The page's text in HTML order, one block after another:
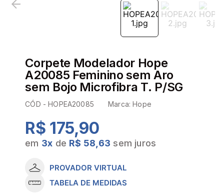
Corpete Modelador Hope
A20085 Feminino sem Aro
sem Bojo Microfibra T. P/SG
CÓD -HOPEA20085 Marca:Hope
R$ 175,90
em 3x de R$ 58,63 sem juros
PROVADOR VIRTUAL
TABELA DE MEDIDAS